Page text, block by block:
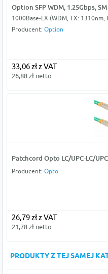
Option SFP WDM, 1.25Gbps,
1000Base-LX (WDM, TX: 1310nm,
Producent: Option
33,06 zł z VAT
26,88 zł netto
Patchcord Opto LC/UPC-LC/
Producent: Opto
26,79 zł z VAT
21,78 zł netto
PRODUKTY Z TEJ SAMEJ